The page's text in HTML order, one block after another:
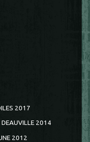
2017
DEAUVILLE 2014
2012